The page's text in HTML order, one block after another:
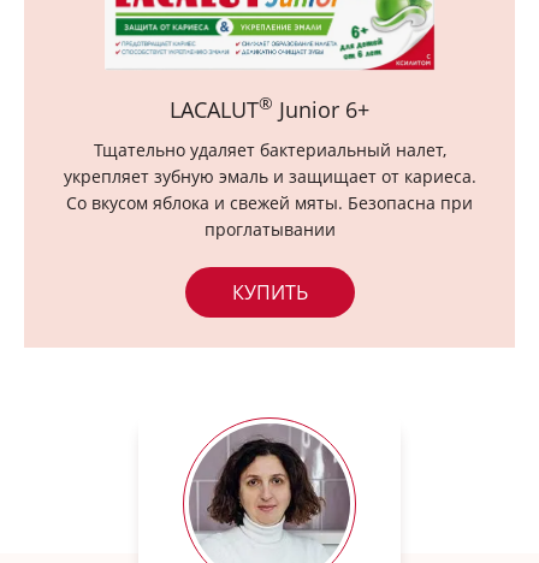
LACALUT® Junior 6+
Тщательно удаляет бактериальный налет,
укрепляет зубную эмаль и защищает от кариеса.
Со вкусом яблока и свежей мяты. Безопасна при
проглатывании
КУПИТЬ